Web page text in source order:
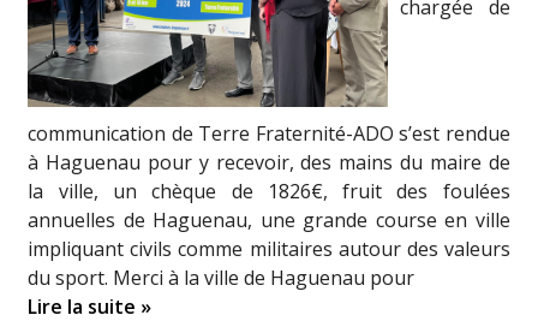
chargée de
communication de Terre Fraternité-ADO s’est rendue
à Haguenau pour y recevoir, des mains du maire de
la ville, un chèque de 1826€, fruit des foulées
annuelles de Haguenau, une grande course en ville
impliquant civils comme militaires autour des valeurs
du sport. Merci à la ville de Haguenau pour
Lire la suite »